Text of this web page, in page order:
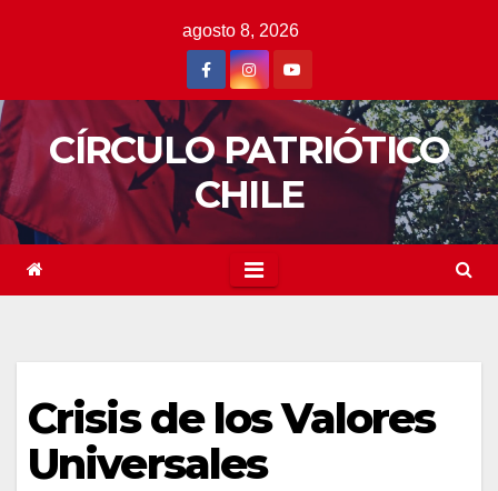
agosto 8, 2026
CÍRCULO PATRIÓTICO
CHILE
Crisis de los Valores
Universales